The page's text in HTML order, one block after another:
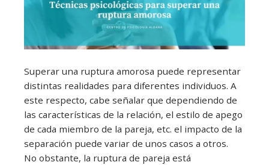
Superar una ruptura amorosa puede representar
distintas realidades para diferentes individuos. A
este respecto, cabe señalar que dependiendo de
las características de la relación, el estilo de apego
de cada miembro de la pareja, etc. el impacto de la
separación puede variar de unos casos a otros.
No obstante, la ruptura de pareja está